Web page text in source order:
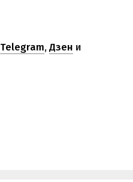
Telegram,Дзен и